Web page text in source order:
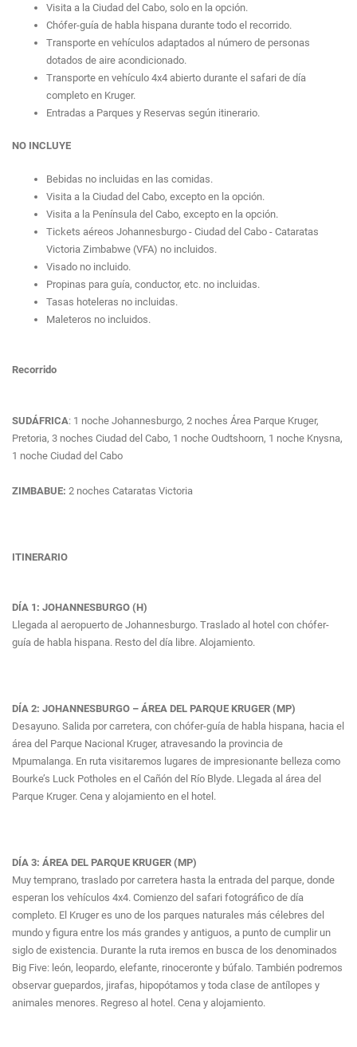
Visita a la Ciudad del Cabo, solo en la opción.
Chófer-guía de habla hispana durante todo el recorrido.
Transporte en vehículos adaptados al número de personas
dotados de aire acondicionado.
Transporte en vehículo 4x4 abierto durante el safari de día
completo en Kruger.
Entradas a Parques y Reservas según itinerario.
NO INCLUYE
Bebidas no incluidas en las comidas.
Visita a la Ciudad del Cabo, excepto en la opción.
Visita a la Península del Cabo, excepto en la opción.
Tickets aéreos Johannesburgo - Ciudad del Cabo - Cataratas
Victoria Zimbabwe (VFA) no incluidos.
Visado no incluido.
Propinas para guía, conductor, etc. no incluidas.
Tasas hoteleras no incluidas.
Maleteros no incluidos.
Recorrido
SUDÁFRICA: 1 noche Johannesburgo, 2 noches Área Parque Kruger,
Pretoria, 3 noches Ciudad del Cabo, 1 noche Oudtshoorn, 1 noche Knysna,
1 noche Ciudad del Cabo
ZIMBABUE: 2 noches Cataratas Victoria
ITINERARIO
DÍA 1: JOHANNESBURGO (H)
Llegada al aeropuerto de Johannesburgo. Traslado al hotel con chófer-
guía de habla hispana. Resto del día libre. Alojamiento.
DÍA 2: JOHANNESBURGO – ÁREA DEL PARQUE KRUGER (MP)
Desayuno. Salida por carretera, con chófer-guía de habla hispana, hacia el
área del Parque Nacional Kruger, atravesando la provincia de
Mpumalanga. En ruta visitaremos lugares de impresionante belleza como
Bourke’s Luck Potholes en el Cañón del Río Blyde. Llegada al área del
Parque Kruger. Cena y alojamiento en el hotel.
DÍA 3: ÁREA DEL PARQUE KRUGER (MP)
Muy temprano, traslado por carretera hasta la entrada del parque, donde
esperan los vehículos 4x4. Comienzo del safari fotográfico de día
completo. El Kruger es uno de los parques naturales más célebres del
mundo y figura entre los más grandes y antiguos, a punto de cumplir un
siglo de existencia. Durante la ruta iremos en busca de los denominados
Big Five: león, leopardo, elefante, rinoceronte y búfalo. También podremos
observar guepardos, jirafas, hipopótamos y toda clase de antílopes y
animales menores. Regreso al hotel. Cena y alojamiento.